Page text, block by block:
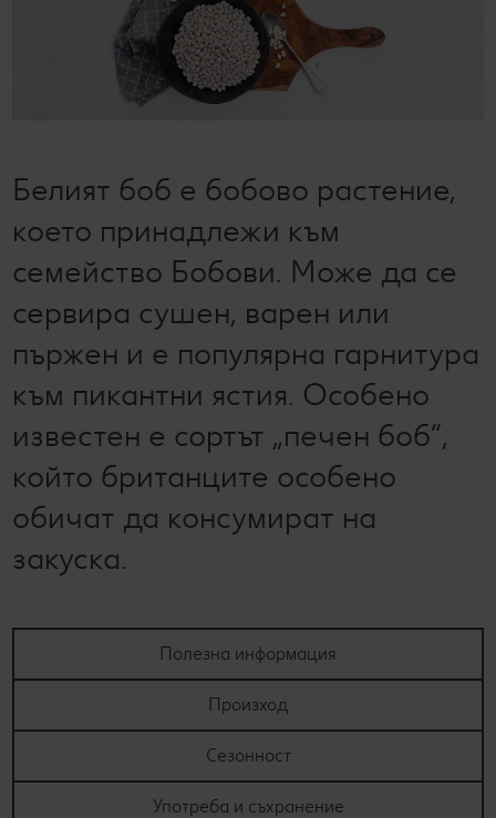
Лексикон на свежестта
Ние сме семейство
Съвети от кухнята
Развлечения, отдих и свободно време
Белият боб е бобово растение,
което принадлежи към
семейство Бобови. Може да се
сервира сушен, варен или
пържен и е популярна гарнитура
към пикантни ястия. Особено
известен е сортът „печен боб“,
който британците особено
обичат да консумират на
закуска.
Полезна информация
Произход
Сезонност
Употреба и съхранение